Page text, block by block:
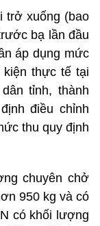
trở xuống (bao
bạ lần đầu
áp dụng mức
thực tế tại
tỉnh, thành
điều chỉnh
thu quy định
chuyên chở
950 kg và có
có khối lượng